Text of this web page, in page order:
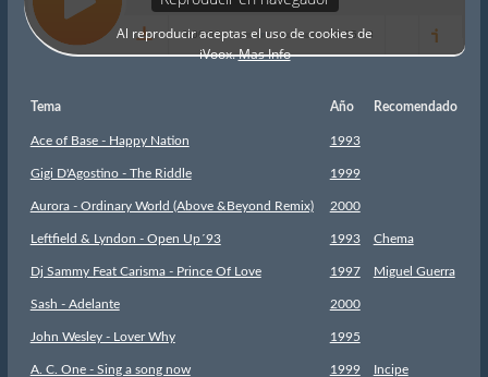
Tema Año Recomendado
Ace of Base - Happy Nation 1993
Gigi D'Agostino - The Riddle 1999
Aurora - Ordinary World (Above &Beyond Remix) 2000
Leftfield & Lyndon - Open Up´93 1993 Chema
Dj Sammy Feat Carisma - Prince Of Love 1997 Miguel Guerra
Sash - Adelante 2000
John Wesley - Lover Why 1995
A. C. One - Sing a song now 1999 Incipe